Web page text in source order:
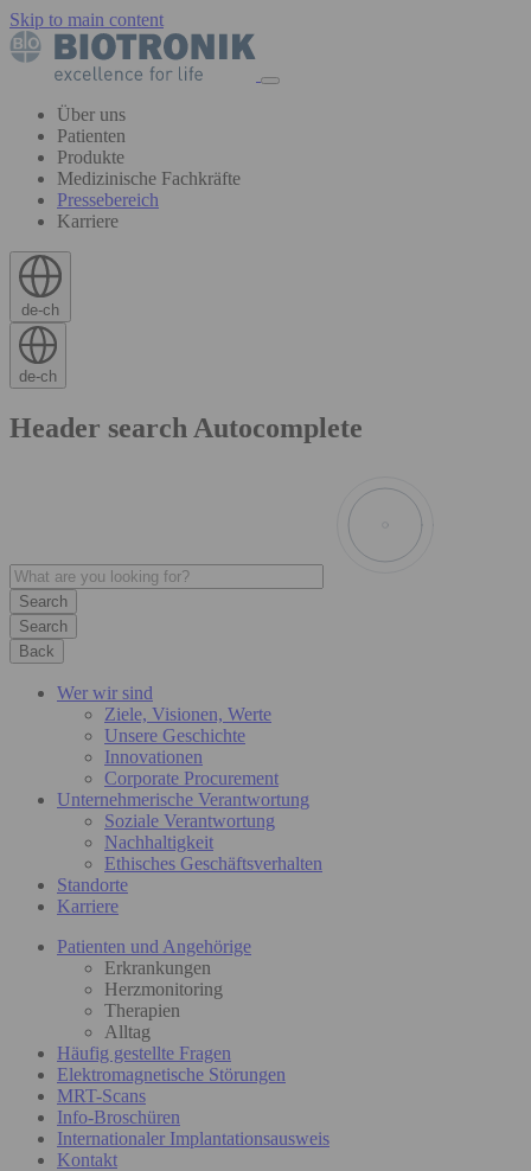
Skip to main content
Über uns
Patienten
Produkte
Medizinische Fachkräfte
Pressebereich
Karriere
de-ch
de-ch
Header search Autocomplete
Search
Back
Wer wir sind
Ziele, Visionen, Werte
Unsere Geschichte
Innovationen
Corporate Procurement
Unternehmerische Verantwortung
Soziale Verantwortung
Nachhaltigkeit
Ethisches Geschäftsverhalten
Standorte
Karriere
Patienten und Angehörige
Erkrankungen
Herzmonitoring
Therapien
Alltag
Häufig gestellte Fragen
Elektromagnetische Störungen
MRT-Scans
Info-Broschüren
Internationaler Implantationsausweis
Kontakt